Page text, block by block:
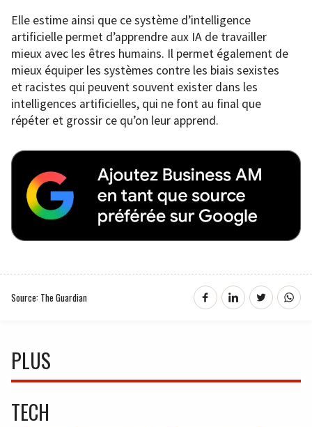
Elle estime ainsi que ce système d’intelligence
artificielle permet d’apprendre aux IA de travailler
mieux avec les êtres humains. Il permet également de
mieux équiper les systèmes contre les biais sexistes
et racistes qui peuvent souvent exister dans les
intelligences artificielles, qui ne font au final que
répéter et grossir ce qu’on leur apprend.
Source: The Guardian
PLUS
TECH